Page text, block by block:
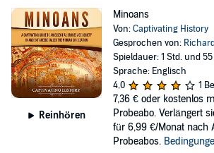
Reinhören
Minoans
Von:Captivating History
Gesprochen von:
Spieldauer: 1 Std. und
Sprache: Englisch
4,0
1
7,36 € oder kostenlos
Probeabo. Verlängert
für 6,99 €/Monat nach
Probeabos.